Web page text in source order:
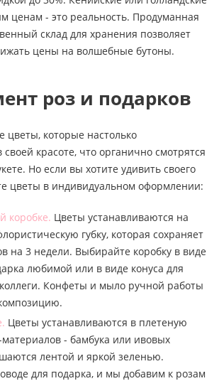
ценам - это реальность. Продуманная
склад для хранения позволяет
цены на волшебные бутоны.
роз и подарков
цветы, которые настолько
красоте, что органично смотрятся
Но если вы хотите удивить своего
цветы в индивидуальном оформлении:
коробке. Цветы устанавливаются на
губку, которая сохраняет
на 3 недели. Выбирайте коробку в виде
любимой или в виде конуса для
Конфеты и мыло ручной работы
Цветы устанавливаются в плетеную
материалов - бамбука или ивовых
лентой и яркой зеленью.
для подарка, и мы добавим к розам